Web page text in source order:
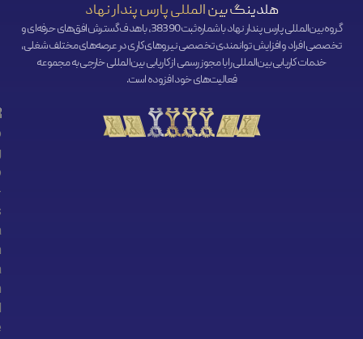
هلدینگ بین المللی پارس پندار نهاد
گروه بین‌المللی پارس پندار نهاد با شماره ثبت 38390، با هدف گسترش افق‌‌های حرفه‌ای و
تخصصی افراد و افزایش توانمندی تخصصی نیروهای کاری در عرصه‌های مختلف شغلی،
خدمات کاریابی بین‌المللی را با مجوز رسمی از کاریابی بین‌المللی خارجی به مجموعه
فعالیت‌های خود افزوده است.